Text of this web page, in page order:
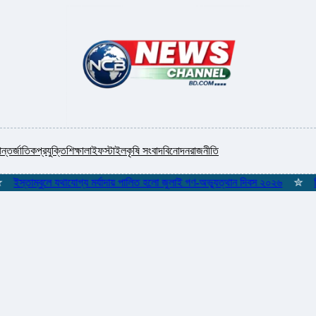
প্রযুক্তিশিক্ষালাইফস্টাইলকৃষি সংবাদবিনোদনরাজনীতি
যথাযোগ্য মর্যাদায় পালিত হলো জুলাই গণ-অভ্যুত্থান দিবস ২০২৬ ✮